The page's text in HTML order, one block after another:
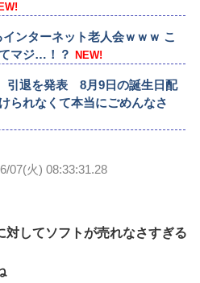
インターネット老人会ｗｗｗ こ
マジ…！？
NEW!
引退を発表 8月9日の誕生日配
られなくて本当にごめんなさ
07(火) 08:33:31.28
対してソフトが売れなさすぎる